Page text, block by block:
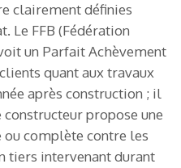
clairement définies
Le FFB (Fédération
un Parfait Achèvement
quant aux travaux
après construction ; il
propose une
complète contre les
tiers intervenant durant